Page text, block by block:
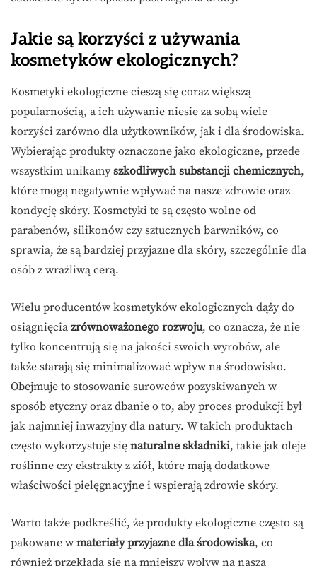
Jakie są korzyści z używania
kosmetyków ekologicznych?
Kosmetyki ekologiczne cieszą się coraz większą
popularnością, a ich używanie niesie za sobą wiele
korzyści zarówno dla użytkowników, jak i dla środowiska.
Wybierając produkty oznaczone jako ekologiczne, przede
wszystkim unikamy szkodliwych substancji chemicznych,
które mogą negatywnie wpływać na nasze zdrowie oraz
kondycję skóry. Kosmetyki te są często wolne od
parabenów, silikonów czy sztucznych barwników, co
sprawia, że są bardziej przyjazne dla skóry, szczególnie dla
osób z wrażliwą cerą.
Wielu producentów kosmetyków ekologicznych dąży do
osiągnięcia zrównoważonego rozwoju, co oznacza, że nie
tylko koncentrują się na jakości swoich wyrobów, ale
także starają się minimalizować wpływ na środowisko.
Obejmuje to stosowanie surowców pozyskiwanych w
sposób etyczny oraz dbanie o to, aby proces produkcji był
jak najmniej inwazyjny dla natury. W takich produktach
często wykorzystuje się naturalne składniki, takie jak oleje
roślinne czy ekstrakty z ziół, które mają dodatkowe
właściwości pielęgnacyjne i wspierają zdrowie skóry.
Warto także podkreślić, że produkty ekologiczne często są
pakowane w materiały przyjazne dla środowiska, co
również przekłada się na mniejszy wpływ na naszą